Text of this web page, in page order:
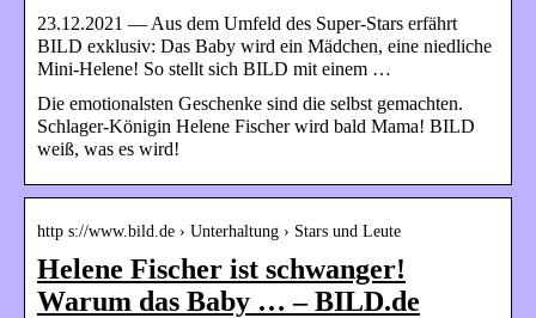
23.12.2021 — Aus dem Umfeld des Super-Stars erfährt
BILD exklusiv: Das Baby wird ein Mädchen, eine niedliche
Mini-Helene! So stellt sich BILD mit einem …
Die emotionalsten Geschenke sind die selbst gemachten.
Schlager-Königin Helene Fischer wird bald Mama! BILD
weiß, was es wird!
http s://www.bild.de › Unterhaltung › Stars und Leute
Helene Fischer ist schwanger!
Warum das Baby … – BILD.de